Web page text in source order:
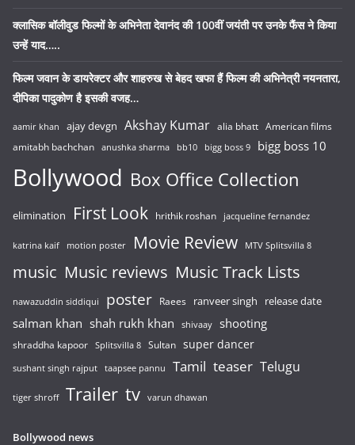
क्लासिक बॉलीवुड फिल्मों के अभिनेता देवानंद की 100वीं जयंती पर उनके फैंस ने किया
उन्हें याद…..
फिल्म जवान के डायरेक्टर और शाहरुख से बेहद खफा हैं फिल्म की अभिनेत्री नयनतारा,
दीपिका पादुकोण है इसकी वजह…
aamir khan ajay devgn Akshay Kumar alia bhatt American films
amitabh bachchan anushka sharma bb10 bigg boss 9 bigg boss 10
Bollywood Box Office Collection
elimination First Look hrithik roshan jacqueline fernandez
katrina kaif motion poster Movie Review MTV Splitsvilla 8
music Music reviews Music Track Lists
nawazuddin siddiqui poster Raees ranveer singh release date
salman khan shah rukh khan shivaay shooting
shraddha kapoor Splitsvilla 8 Sultan super dancer
sushant singh rajput taapsee pannu Tamil teaser Telugu
tiger shroff Trailer tv varun dhawan
Bollywood news